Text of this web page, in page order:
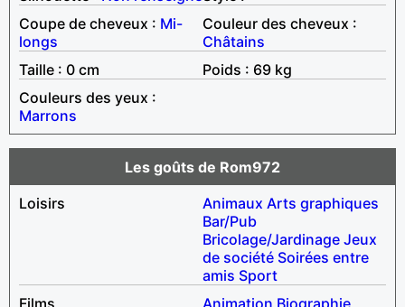
Coupe de cheveux : Mi-
longs
Couleur des cheveux :
Châtains
Taille : 0 cm
Poids : 69 kg
Couleurs des yeux :
Marrons
Les goûts de Rom972
Loisirs
Animaux Arts graphiques
Bar/Pub
Bricolage/Jardinage Jeux
de société Soirées entre
amis Sport
Films
Animation Biographie